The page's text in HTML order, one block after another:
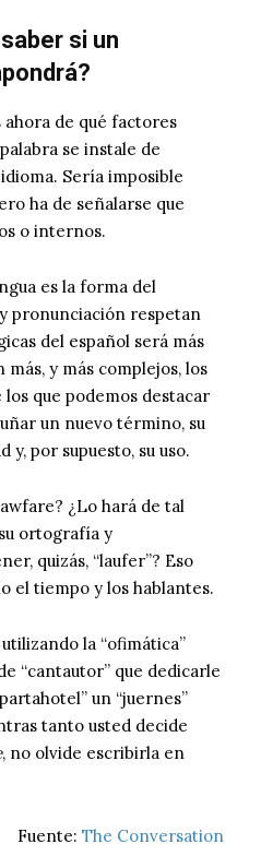
si un
de qué factores
se instale de
Sería imposible
ha de señalarse que
o internos.
es la forma del
pronunciación respetan
del español será más
y más complejos, los
que podemos destacar
un nuevo término, su
y, por supuesto, su uso.
¿Lo hará de tal
ortografía y
quizás, “laufer”? Eso
el tiempo y los hablantes.
la “ofimática”
“cantautor” que dedicarle
un “juernes”
tanto usted decide
, no olvide escribirla en
Fuente: The Conversation